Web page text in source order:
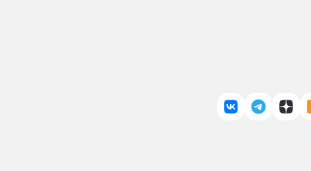
ВКонтакте
TelegramДзен